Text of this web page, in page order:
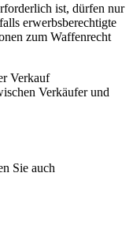
ist, dürfen nur
erwerbsberechtigte
zum Waffenrecht
Verkauf
Verkäufer und
Sie auch